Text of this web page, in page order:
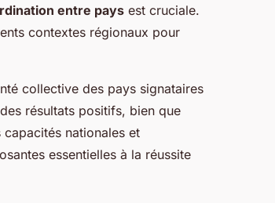
entre pays est cruciale.
contextes régionaux pour
collective des pays signataires
résultats positifs, bien que
nationales et
essentielles à la réussite